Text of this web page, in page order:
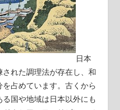
日本
れた調理法が存在し、和
占めています。 古くから
国や地域は日本以外にも